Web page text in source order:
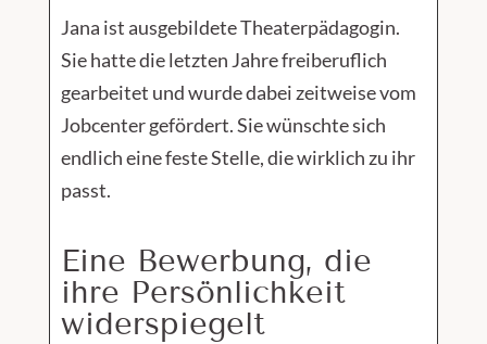
Jana ist ausgebildete Theaterpädagogin.
Sie hatte die letzten Jahre freiberuflich
gearbeitet und wurde dabei zeitweise vom
Jobcenter gefördert. Sie wünschte sich
endlich eine feste Stelle, die wirklich zu ihr
passt.
Eine Bewerbung, die
ihre Persönlichkeit
widerspiegelt